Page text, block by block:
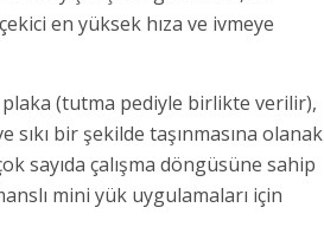
en yüksek hıza ve ivmeye
(tutma pediyle birlikte verilir),
sıkı bir şekilde taşınmasına olanak
sayıda çalışma döngüsüne sahip
mini yük uygulamaları için